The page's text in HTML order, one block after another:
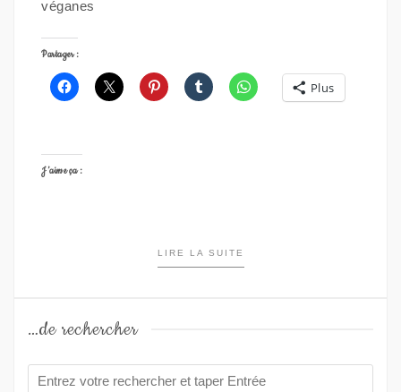
véganes
Partager :
Plus
J’aime ça :
LIRE LA SUITE
…de rechercher